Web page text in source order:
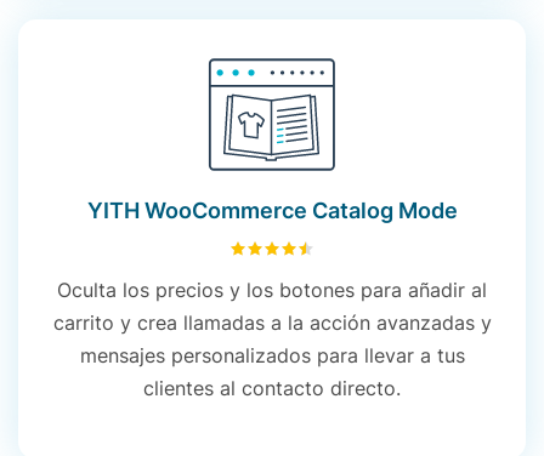
YITH WooCommerce Catalog Mode
Oculta los precios y los botones para añadir al
carrito y crea llamadas a la acción avanzadas y
mensajes personalizados para llevar a tus
clientes al contacto directo.